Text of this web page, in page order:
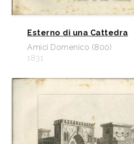
Esterno di una Cattedra
Amici Domenico (800)
1831